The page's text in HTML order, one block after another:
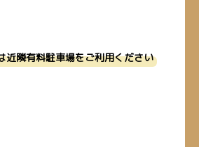
近隣有料駐車場をご利用ください